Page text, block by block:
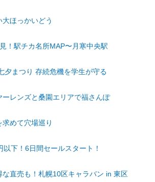
ほっかいどう
！駅チカ名所MAP〜月寒中央駅
夕まつり 存続危機を学生が守る
レンズと桑園エリアで福さんぽ
めて穴場巡り
下！6日間セールスタート！
直売も！札幌10区キャラバン in 東区